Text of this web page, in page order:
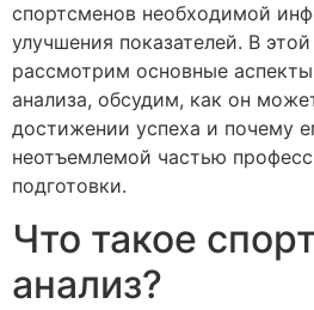
спортсменов необходимой
улучшения показателей. В
рассмотрим основные
анализа, обсудим, как он
достижении успеха и почему
неотъемлемой частью
подготовки.
Что такое
анализ?